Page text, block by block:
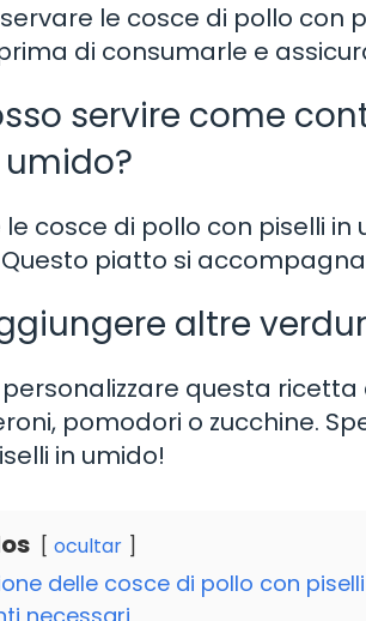
le cosce di pollo con
di consumarle e
servire come
le cosce di pollo con piselli
piatto si
altre
personalizzare questa
pomodori o zucchine.
in umido!
ocultar
delle cosce di pollo con